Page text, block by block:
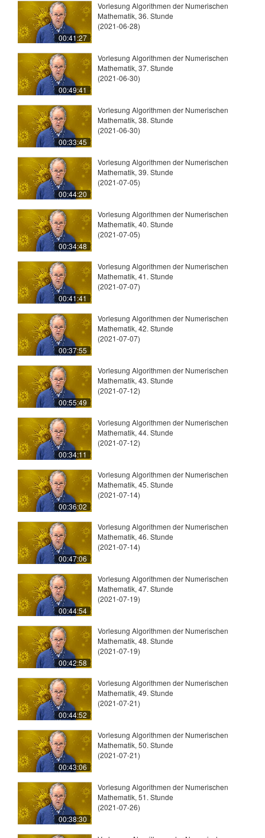
00:41:27
Vorlesung Algorithmen der Numerischen
Mathematik, 36. Stunde
(2021-06-28)
00:49:41
Vorlesung Algorithmen der Numerischen
Mathematik, 37. Stunde
(2021-06-30)
00:33:45
Vorlesung Algorithmen der Numerischen
Mathematik, 38. Stunde
(2021-06-30)
00:44:20
Vorlesung Algorithmen der Numerischen
Mathematik, 39. Stunde
(2021-07-05)
00:34:48
Vorlesung Algorithmen der Numerischen
Mathematik, 40. Stunde
(2021-07-05)
00:41:41
Vorlesung Algorithmen der Numerischen
Mathematik, 41. Stunde
(2021-07-07)
00:37:55
Vorlesung Algorithmen der Numerischen
Mathematik, 42. Stunde
(2021-07-07)
00:55:49
Vorlesung Algorithmen der Numerischen
Mathematik, 43. Stunde
(2021-07-12)
00:34:11
Vorlesung Algorithmen der Numerischen
Mathematik, 44. Stunde
(2021-07-12)
00:36:02
Vorlesung Algorithmen der Numerischen
Mathematik, 45. Stunde
(2021-07-14)
00:47:06
Vorlesung Algorithmen der Numerischen
Mathematik, 46. Stunde
(2021-07-14)
00:44:54
Vorlesung Algorithmen der Numerischen
Mathematik, 47. Stunde
(2021-07-19)
00:42:58
Vorlesung Algorithmen der Numerischen
Mathematik, 48. Stunde
(2021-07-19)
00:44:52
Vorlesung Algorithmen der Numerischen
Mathematik, 49. Stunde
(2021-07-21)
00:43:06
Vorlesung Algorithmen der Numerischen
Mathematik, 50. Stunde
(2021-07-21)
00:38:30
Vorlesung Algorithmen der Numerischen
Mathematik, 51. Stunde
(2021-07-26)